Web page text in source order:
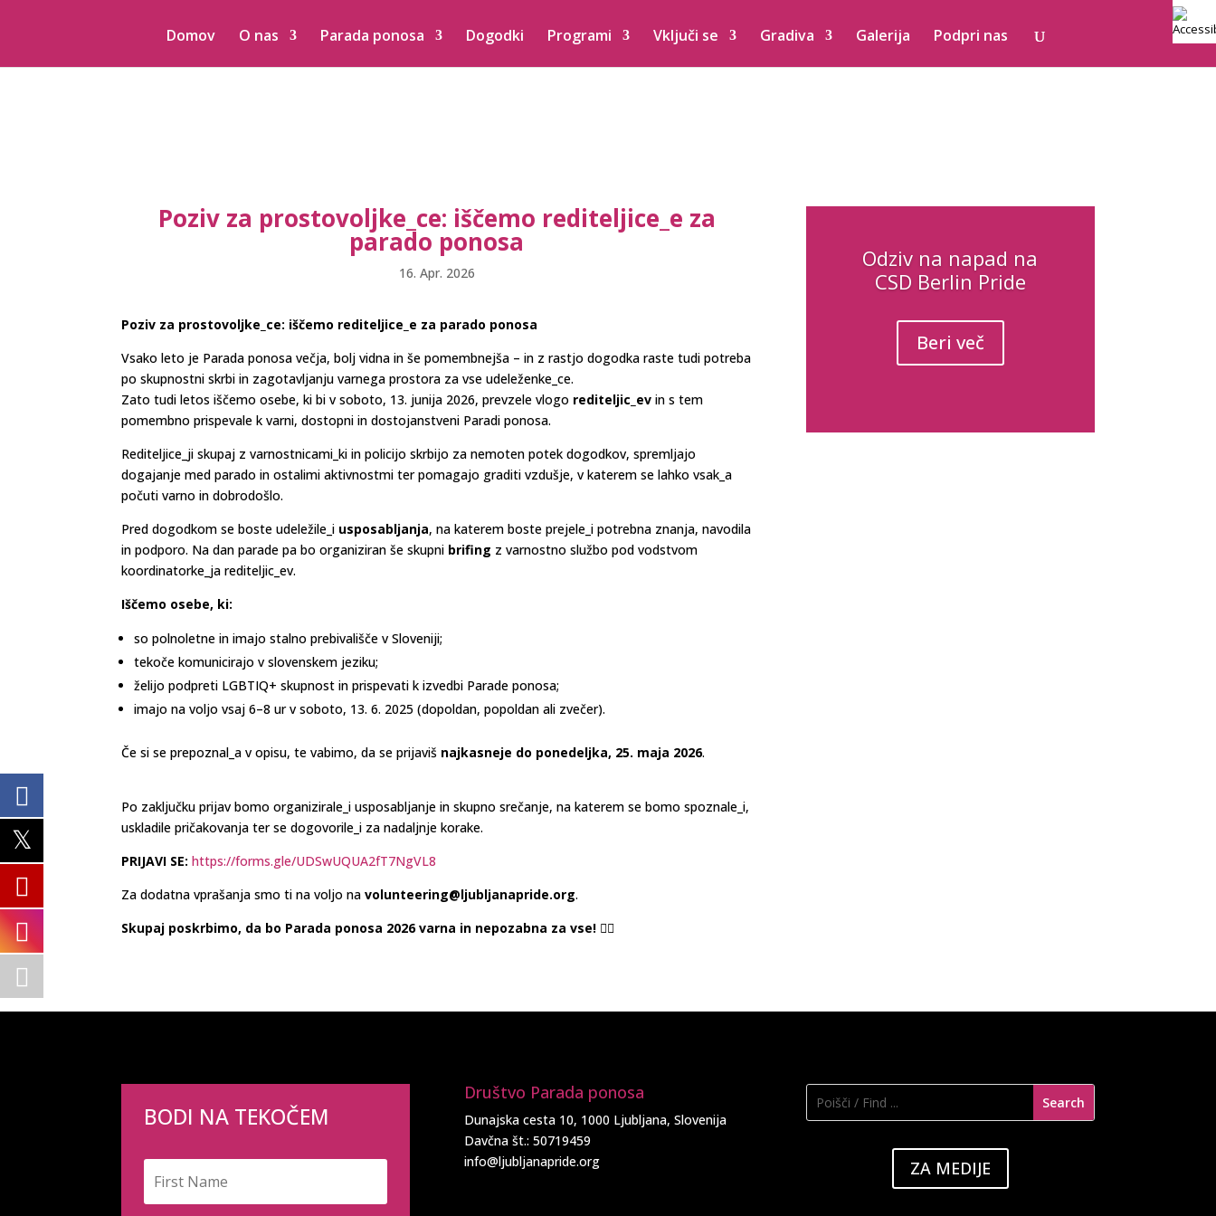
Domov O nas Parada ponosa Dogodki Programi Vključi se Gradiva Galerija Podpri nas
Poziv za prostovoljke_ce: iščemo rediteljice_e za
parado ponosa
16. Apr. 2026
Poziv za prostovoljke_ce: iščemo rediteljice_e za parado ponosa
Vsako leto je Parada ponosa večja, bolj vidna in še pomembnejša – in z rastjo dogodka raste tudi potreba
po skupnostni skrbi in zagotavljanju varnega prostora za vse udeleženke_ce.
Zato tudi letos iščemo osebe, ki bi v soboto, 13. junija 2026, prevzele vlogo rediteljic_ev in s tem
pomembno prispevale k varni, dostopni in dostojanstveni Paradi ponosa.
Rediteljice_ji skupaj z varnostnicami_ki in policijo skrbijo za nemoten potek dogodkov, spremljajo
dogajanje med parado in ostalimi aktivnostmi ter pomagajo graditi vzdušje, v katerem se lahko vsak_a
počuti varno in dobrodošlo.
Pred dogodkom se boste udeležile_i usposabljanja, na katerem boste prejele_i potrebna znanja, navodila
in podporo. Na dan parade pa bo organiziran še skupni brifing z varnostno službo pod vodstvom
koordinatorke_ja rediteljic_ev.
Iščemo osebe, ki:
so polnoletne in imajo stalno prebivališče v Sloveniji;
tekoče komunicirajo v slovenskem jeziku;
želijo podpreti LGBTIQ+ skupnost in prispevati k izvedbi Parade ponosa;
imajo na voljo vsaj 6–8 ur v soboto, 13. 6. 2025 (dopoldan, popoldan ali zvečer).
Če si se prepoznal_a v opisu, te vabimo, da se prijaviš najkasneje do ponedeljka, 25. maja 2026.
Po zaključku prijav bomo organizirale_i usposabljanje in skupno srečanje, na katerem se bomo spoznale_i,
uskladile pričakovanja ter se dogovorile_i za nadaljnje korake.
PRIJAVI SE: https://forms.gle/UDSwUQUA2fT7NgVL8
Za dodatna vprašanja smo ti na voljo navolunteering@ljubljanapride.org.
Skupaj poskrbimo, da bo Parada ponosa 2026 varna in nepozabna za vse! 🏳️‍🌈
Odziv na napad na
CSD Berlin Pride
Beri več
BODI NA TEKOČEM
Društvo Parada ponosa
Dunajska cesta 10, 1000 Ljubljana, Slovenija
Davčna št.: 50719459
info@ljubljanapride.org
ZA MEDIJE